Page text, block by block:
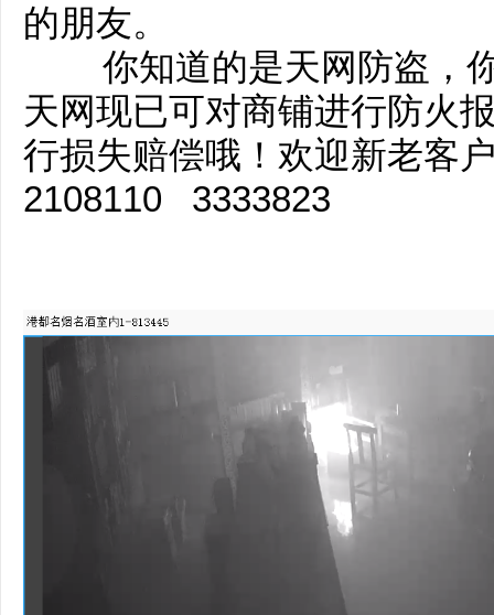
的朋友。
你知道的是天网防盗，你
天网现已可对商铺进行防火
行损失赔偿哦！欢迎新老客
2108110 3333823